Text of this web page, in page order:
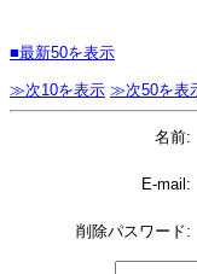
■最新50を表示
≫次10を表示 ≫次50を表
名前:
E-mail:
削除パスワード: